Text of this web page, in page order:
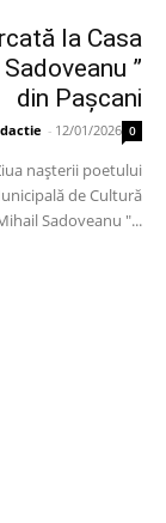
la Casa
”
din Pașcani
- 12/01/2026 0
nașterii poetului
de Cultură
Sadoveanu "...